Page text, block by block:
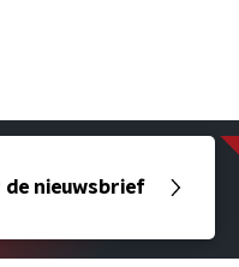
de nieuwsbrief